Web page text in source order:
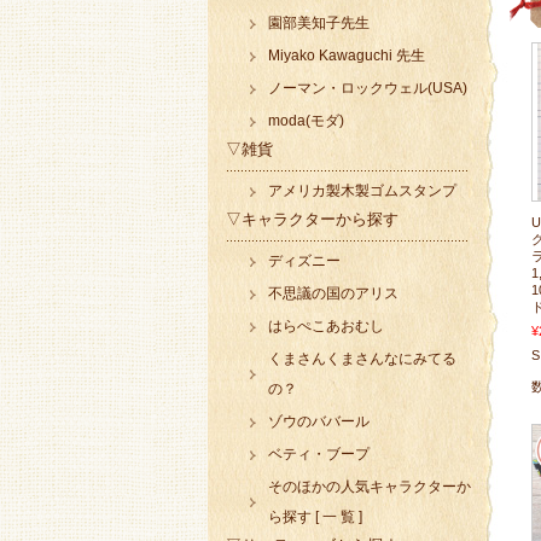
園部美知子先生
Miyako Kawaguchi 先生
ノーマン・ロックウェル(USA)
moda(モダ)
▽雑貨
アメリカ製木製ゴムスタンプ
▽キャラクターから探す
ディズニー
不思議の国のアリス
はらぺこあおむし
くまさんくまさんなにみてる
の？
ゾウのババール
ベティ・ブープ
そのほかの人気キャラクターか
ら探す [ 一 覧 ]